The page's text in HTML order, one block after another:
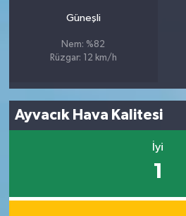
Güneşli
Nem: %82
Rüzgar: 12 km/h
Ayvacık Hava Kalitesi
İyi
1